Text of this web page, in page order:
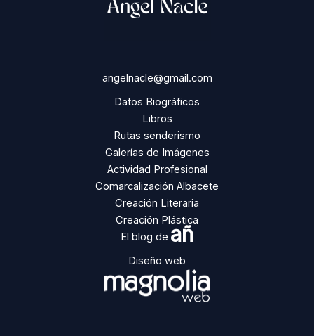
angelnacle@gmail.com
Datos Biográficos
Libros
Rutas senderismo
Galerías de Imágenes
Actividad Profesional
Comarcalización Albacete
Creación Literaria
Creación Plástica
El blog de añ
Diseño web